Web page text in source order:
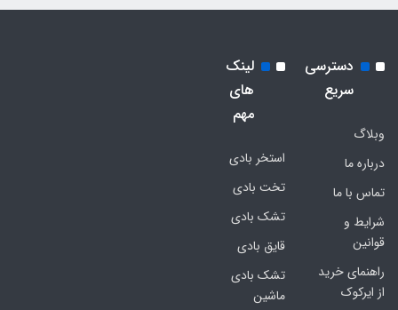
دسترسی
سریع
وبلاگ
درباره ما
تماس با ما
شرایط و
قوانین
راهنمای خرید
از ایرکوک
لینک
های
مهم
استخر بادی
تخت بادی
تشک بادی
قایق بادی
تشک بادی
ماشین